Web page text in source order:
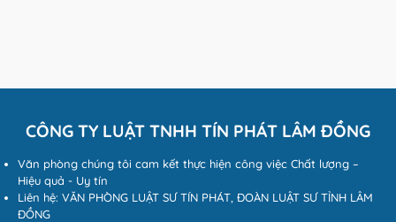
CÔNG TY LUẬT TNHH TÍN PHÁT LÂM ĐỒNG
Văn phòng chúng tôi cam kết thực hiện công việc Chất lượng –
Hiệu quả - Uy tín
Liên hệ: VĂN PHÒNG LUẬT SƯ TÍN PHÁT, ĐOÀN LUẬT SƯ TỈNH LÂM
ĐỒNG